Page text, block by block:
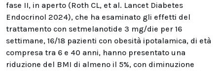
fase II, in aperto (Roth CL, et al. Lancet Diabetes
Endocrinol 2024), che ha esaminato gli effetti del
trattamento con setmelanotide 3 mg/die per 16
settimane, 16/18 pazienti con obesità ipotalamica, di età
compresa tra 6 e 40 anni, hanno presentato una
riduzione del BMI di almeno il 5%, con diminuzione